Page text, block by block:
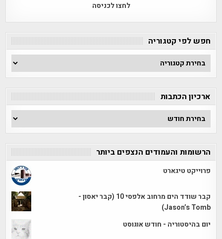
לחצו לכניסה
חפש לפי קטגוריה
חפש
לפי
ארכיון הכתבות
ארכיון
הכתבות
הרשומות והעמודים הנצפים ביותר
פרוייקט טיגארט
קבר שודד הים מרחוב אלפסי 10 (קבר יאסון -
Jason’s Tomb)
יום בהיסטוריה - חודש אוגוסט